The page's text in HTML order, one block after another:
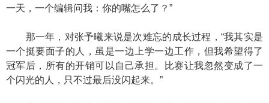
一天，一个编辑问我：你的嘴怎么了？”
那一年，对张予曦来说是次难忘的成长过程，“我其实是
一个挺要面子的人，虽是一边上学一边工作，但我希望得了
冠军后，所有的开销可以自己承担。比赛让我忽然变成了一
个闪光的人，只不过最后没闪起来。”